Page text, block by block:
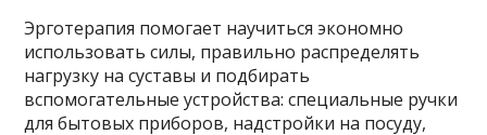
Эрготерапия помогает научиться экономно
использовать силы, правильно распределять
нагрузку на суставы и подбирать
вспомогательные устройства: специальные ручки
для бытовых приборов, надстройки на посуду,